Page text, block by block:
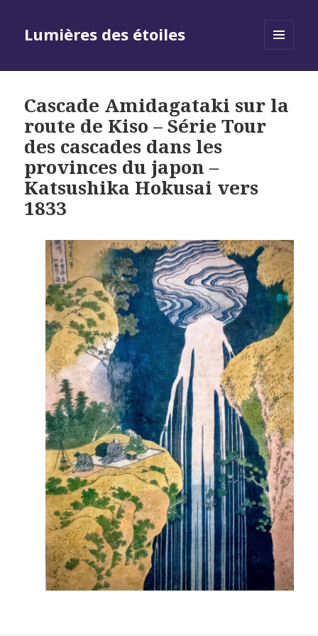
Lumières des étoiles
Cascade Amidagataki sur la
route de Kiso – Série Tour
des cascades dans les
provinces du japon –
Katsushika Hokusai vers
1833